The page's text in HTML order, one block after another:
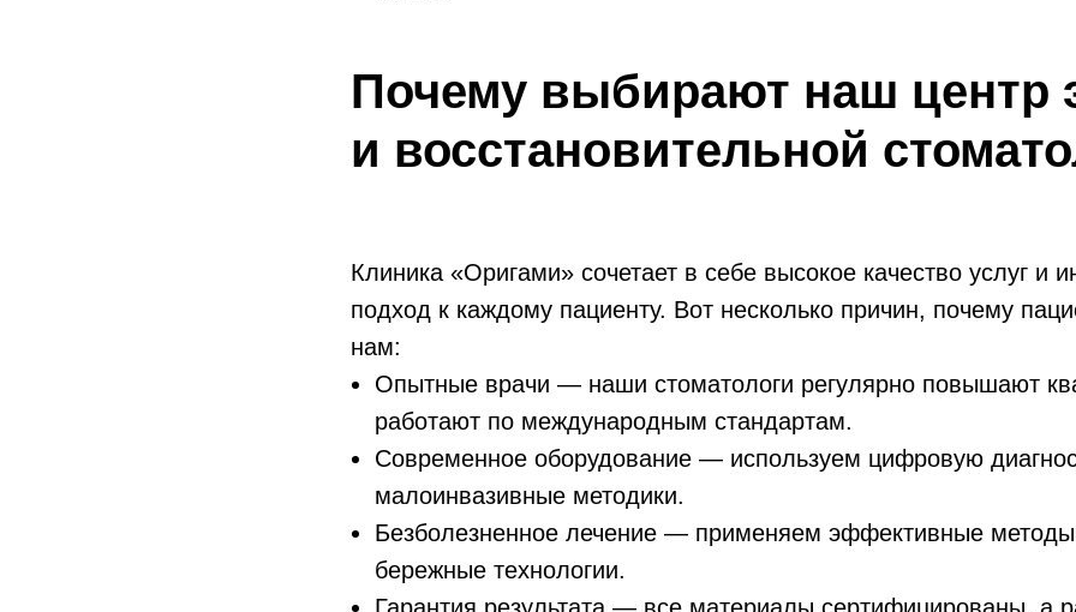
Почему выбирают наш центр
и восстановительной
Клиника «Оригами» сочетает в себе высокое качество услуг и
подход к каждому пациенту. Вот несколько причин, почему
нам:
Опытные врачи — наши стоматологи регулярно повышают
работают по международным стандартам.
Современное оборудование — используем цифровую
малоинвазивные методики.
Безболезненное лечение — применяем эффективные методы
бережные технологии.